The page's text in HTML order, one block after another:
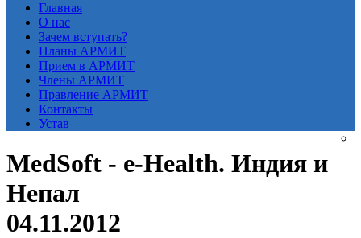
Главная
О нас
Зачем вступать?
Планы АРМИТ
Прием в АРМИТ
Члены АРМИТ
Правление АРМИТ
Контакты
Устав
MedSoft - e-Health. Индия и
Непал
04.11.2012